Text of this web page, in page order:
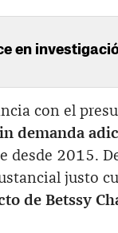
en
con el
demanda
desde 2015.
justo
de Betssy